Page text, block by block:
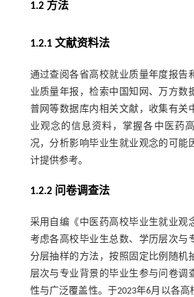
1.2 方法
1.2.1 文献资料法
通过查阅各省高校就业质量年度报告
业质量年报，检索中国知网、万方数
普网等数据库内相关文献，收集有关
业观念的信息资料，掌握各中医药
况，分析影响毕业生就业观念的可能
计提供参考。
1.2.2 问卷调查法
采用自编《中医药高校毕业生就业观
考虑各高校毕业生总数、学历层次与
分层抽样的方法，按照固定比例随机
层次与专业背景的毕业生参与问卷调
性与广泛覆盖性。于2023年6月以各高